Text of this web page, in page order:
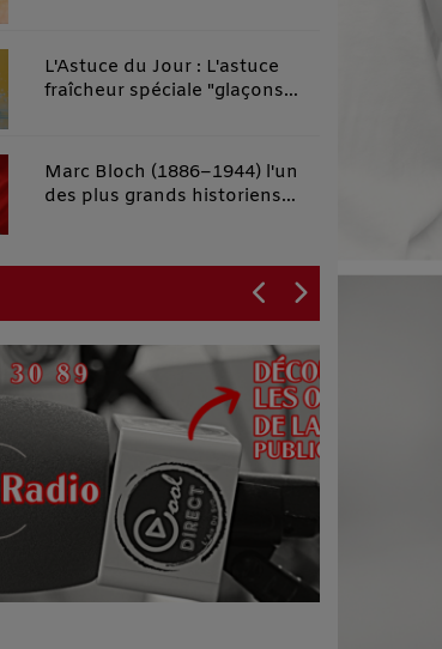
L'Astuce du Jour : L'astuce
fraîcheur spéciale "glaçons
Marc Bloch (1886–1944) l'un
des plus grands historiens